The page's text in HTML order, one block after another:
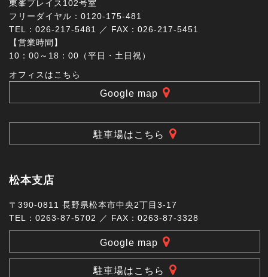
東峯プレイス102号室
フリーダイヤル：0120-175-481
TEL：026-217-5481 ／ FAX：026-217-5451
【営業時間】
10：00～18：00（平日・土日祝）
オフィスはこちら
Google map
駐車場はこちら
松本支店
〒390-0811 長野県松本市中央2丁目3-17
TEL：0263-87-5702 ／ FAX：0263-87-3328
Google map
駐車場はこちら